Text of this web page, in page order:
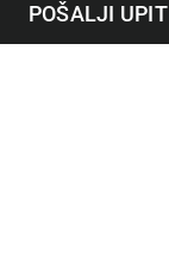
POŠALJI UPIT